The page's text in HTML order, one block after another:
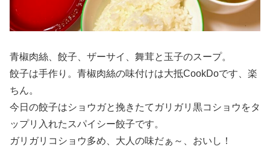
青椒肉絲、餃子、ザーサイ、舞茸と玉子のスープ。
餃子は手作り。青椒肉絲の味付けは大抵CookDoです、楽
ちん。
今日の餃子はショウガと挽きたてガリガリ黒コショウをタ
ップリ入れたスパイシー餃子です。
ガリガリコショウ多め、大人の味だぁ～、おいし！